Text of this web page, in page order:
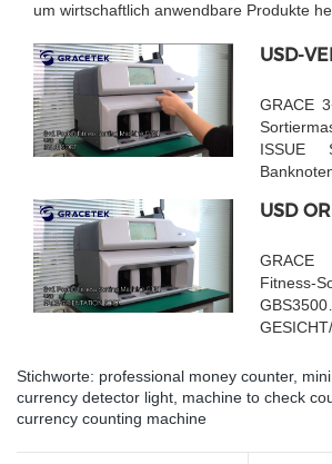
um wirtschaftlich anwendbare Produkte
USD-
GRACE
ISSUE
USD
Fitness-
GBS3500
nach
Stichworte: professional money counter,
currency detector light machine to check
currency counting machine